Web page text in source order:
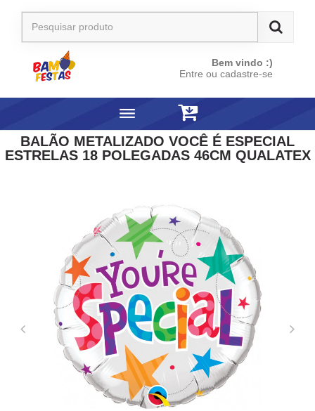
Bem vindo :)
Entre ou cadastre-se
BALÃO METALIZADO VOCÊ É ESPECIAL
ESTRELAS 18 POLEGADAS 46CM QUALATEX